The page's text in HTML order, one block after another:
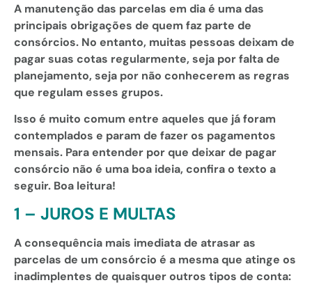
A manutenção das parcelas em dia é uma das
principais obrigações de quem faz parte de
consórcios. No entanto, muitas pessoas deixam de
pagar suas cotas regularmente, seja por falta de
planejamento, seja por não conhecerem as regras
que regulam esses grupos.
Isso é muito comum entre aqueles que já foram
contemplados e param de fazer os pagamentos
mensais. Para entender por que deixar de pagar
consórcio não é uma boa ideia, confira o texto a
seguir. Boa leitura!
1 – JUROS E MULTAS
A consequência mais imediata de atrasar as
parcelas de um consórcio é a mesma que atinge os
inadimplentes de quaisquer outros tipos de conta: